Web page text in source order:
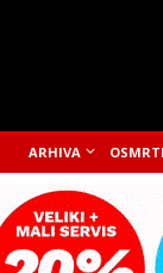
ARHIVA